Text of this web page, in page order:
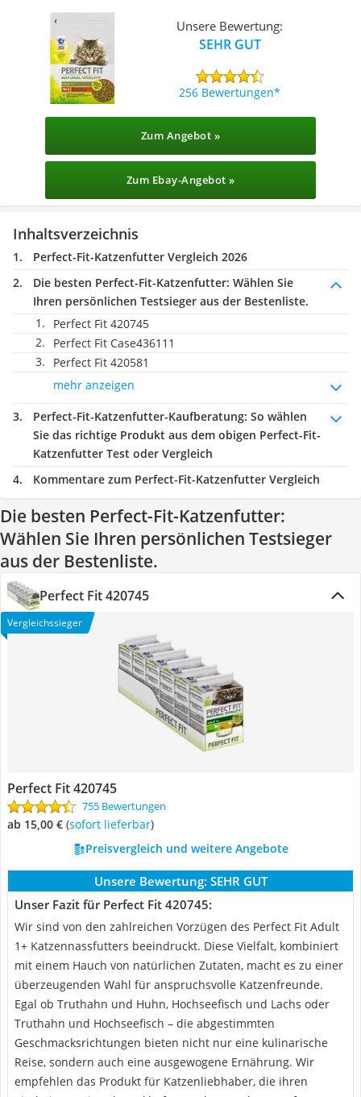
Unsere Bewertung:
SEHR GUT
256 Bewertungen
Zum Angebot »
Zum Ebay-Angebot »
Inhaltsverzeichnis
Perfect-Fit-Katzenfutter Vergleich 2026
Die besten Perfect-Fit-Katzenfutter: Wählen Sie
Ihren persönlichen Testsieger aus der Bestenliste.
Perfect Fit 420745
Perfect Fit Case436111
Perfect Fit 420581
mehr anzeigen
Perfect-Fit-Katzenfutter-Kaufberatung: So wählen
Sie das richtige Produkt aus dem obigen Perfect-Fit-
Katzenfutter Test oder Vergleich
Kommentare zum Perfect-Fit-Katzenfutter Vergleich
Die besten Perfect-Fit-Katzenfutter:
Wählen Sie Ihren persönlichen Testsieger
aus der Bestenliste.
Perfect Fit 420745
Vergleichssieger
Perfect Fit 420745
755 Bewertungen
ab 15,00 € ( Sofort lieferbar)
Preisvergleich und weitere Angebote
Unsere Bewertung: SEHR GUT
Unser Fazit für Perfect Fit 420745:
Wir sind von den zahlreichen Vorzügen des Perfect Fit Adult
1+ Katzennassfutters beeindruckt. Diese Vielfalt, kombiniert
mit einem Hauch von natürlichen Zutaten, macht es zu einer
überzeugenden Wahl für anspruchsvolle Katzenfreunde.
Egal ob Truthahn und Huhn, Hochseefisch und Lachs oder
Truthahn und Hochseefisch – die abgestimmten
Geschmacksrichtungen bieten nicht nur eine kulinarische
Reise, sondern auch eine ausgewogene Ernährung. Wir
empfehlen das Produkt für Katzenliebhaber, die ihren